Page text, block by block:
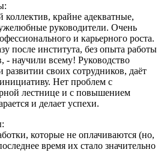
крайне адекватные,
руководители. Очень
и карьерного роста.
после института, без опыта работы
- научили всему! Руководство
развитии своих сотрудников, даёт
Нет проблем с
лестнице и с повышением
и делает успехи.
которые не оплачиваются (но,
время их стало значительно